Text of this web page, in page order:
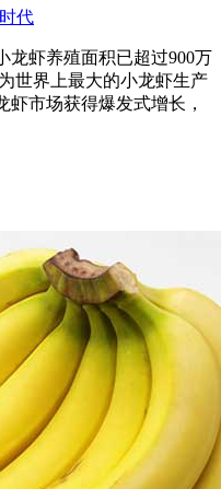
代
龙虾养殖面积已超过900万
世界上最大的小龙虾生产
虾市场获得爆发式增长，